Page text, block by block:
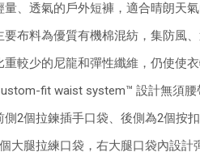
量、透氣的戶外短褲，適合晴朗天
要布料為優質有機棉混紡，集防風
重較少的尼龍和彈性纖維，仍使使
fit waist system™ 設計無須
側2個拉鍊插手口袋、後側為2個按
個大腿拉練口袋，右大腿口袋內設計